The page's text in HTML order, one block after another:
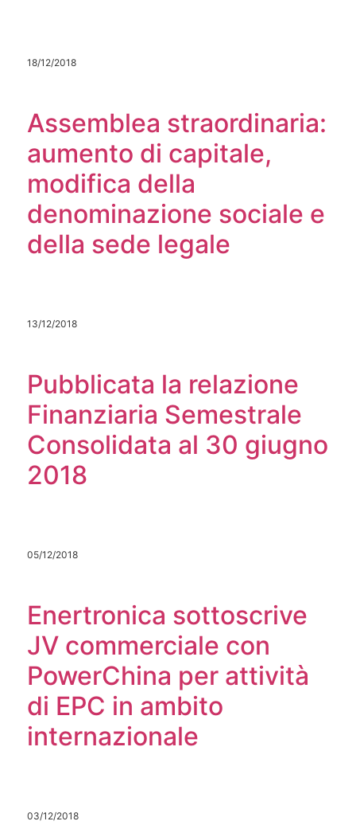
18/12/2018
Assemblea straordinaria:
aumento di capitale,
modifica della
denominazione sociale e
della sede legale
13/12/2018
Pubblicata la relazione
Finanziaria Semestrale
Consolidata al 30 giugno
2018
05/12/2018
Enertronica sottoscrive
JV commerciale con
PowerChina per attività
di EPC in ambito
internazionale
03/12/2018